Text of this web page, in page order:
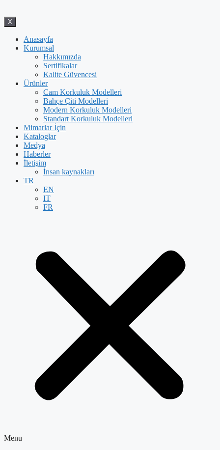
X
Anasayfa
Kurumsal
Hakkımızda
Sertifikalar
Kalite Güvencesi
Ürünler
Cam Korkuluk Modelleri
Bahçe Çiti Modelleri
Modern Korkuluk Modelleri
Standart Korkuluk Modelleri
Mimarlar İçin
Kataloglar
Medya
Haberler
İletişim
İnsan kaynakları
TR
EN
IT
FR
Menu